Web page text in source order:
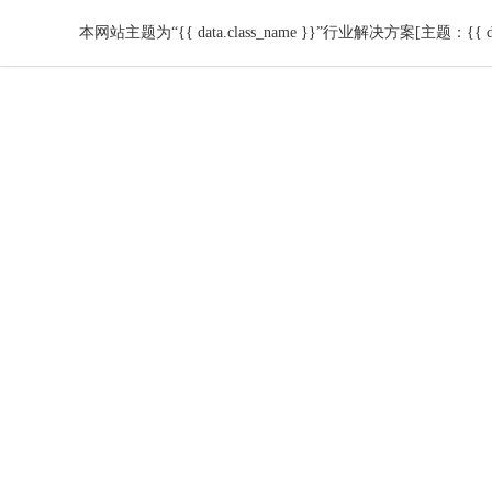
本网站主题为“{{ data.class_name }}”行业解决方案[主题：{{